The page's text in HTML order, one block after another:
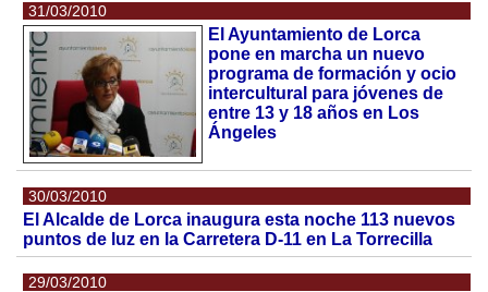
31/03/2010
El Ayuntamiento de Lorca
pone en marcha un nuevo
programa de formación y ocio
intercultural para jóvenes de
entre 13 y 18 años en Los
Ángeles
30/03/2010
El Alcalde de Lorca inaugura esta noche 113 nuevos
puntos de luz en la Carretera D-11 en La Torrecilla
29/03/2010